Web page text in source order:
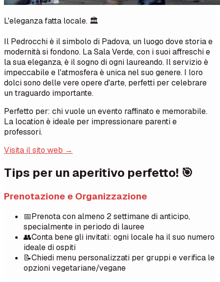
L'eleganza fatta locale. 🏛️
Il Pedrocchi è il simbolo di Padova, un luogo dove storia e
modernità si fondono. La Sala Verde, con i suoi affreschi e
la sua eleganza, è il sogno di ogni laureando. Il servizio è
impeccabile e l'atmosfera è unica nel suo genere. I loro
dolci sono delle vere opere d'arte, perfetti per celebrare
un traguardo importante.
Perfetto per: chi vuole un evento raffinato e memorabile.
La location è ideale per impressionare parenti e
professori.
Visita il sito web →
Tips per un aperitivo perfetto! 🎯
Prenotazione e Organizzazione
📅Prenota con almeno 2 settimane di anticipo,
specialmente in periodo di lauree
👥Conta bene gli invitati: ogni locale ha il suo numero
ideale di ospiti
📝Chiedi menu personalizzati per gruppi e verifica le
opzioni vegetariane/vegane